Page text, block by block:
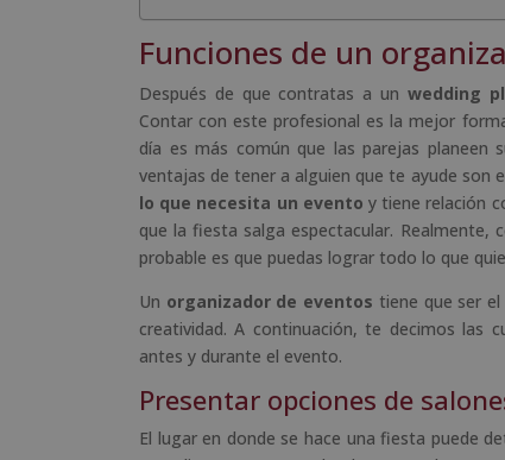
Funciones de un
Después de que contratas a un wedding
Contar con este profesional es la mejor
día es más común que las parejas
ventajas de tener a alguien que te ayude son
lo que necesita un evento y tiene relación
que la fiesta salga espectacular.
probable es que puedas lograr todo lo que
Un organizador de eventos tiene que ser
creatividad. A continuación, te decimos las
antes y durante el evento.
Presentar opciones de
El lugar en donde se hace una fiesta puede